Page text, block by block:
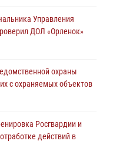
Управления
план «Квартал»
Управления
ДОЛ «Орленок»
охраны
с охраняемых объектов
Росгвардии и
действий в